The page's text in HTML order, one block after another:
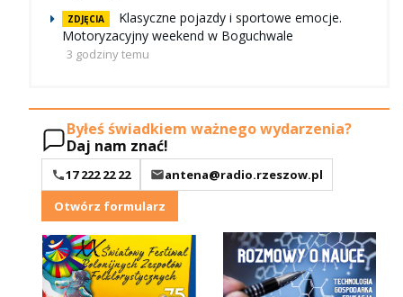
ZDJĘCIA
Klasyczne pojazdy i sportowe emocje.
Motoryzacyjny weekend w Boguchwale
3 godziny temu
Byłeś świadkiem ważnego wydarzenia?
Daj nam znać!
17 222 22 22
antena@radio.rzeszow.pl
Otwórz formularz